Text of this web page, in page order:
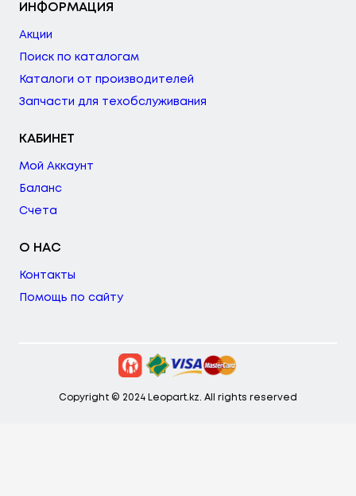
ИНФОРМАЦИЯ
Акции
Поиск по каталогам
Каталоги от производителей
Запчасти для техобслуживания
КАБИНЕТ
Мой Аккаунт
Баланс
Счета
О НАС
Контакты
Помощь по сайту
Copyright © 2024 Leopart.kz. All rights reserved